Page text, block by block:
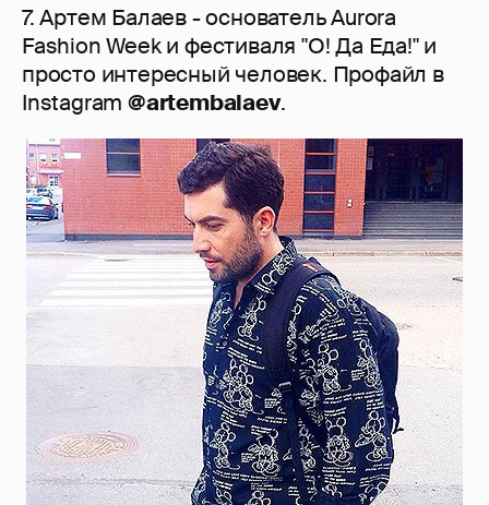
7. Артем Балаев - основатель Aurora
Fashion Week и фестиваля "О! Да Еда!" и
просто интересный человек. Профайл в
Instagram @artembalaev.